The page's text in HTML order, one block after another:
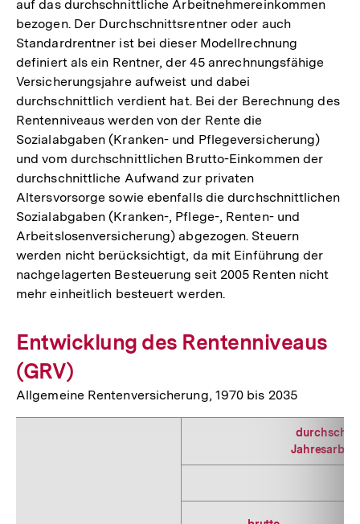
auf das durchschnittliche Arbeitnehmereinkommen
bezogen. Der Durchschnittsrentner oder auch
Standardrentner ist bei dieser Modellrechnung
definiert als ein Rentner, der 45 anrechnungsfähige
Versicherungsjahre aufweist und dabei
durchschnittlich verdient hat. Bei der Berechnung des
Rentenniveaus werden von der Rente die
Sozialabgaben (Kranken- und Pflegeversicherung)
und vom durchschnittlichen Brutto-Einkommen der
durchschnittliche Aufwand zur privaten
Altersvorsorge sowie ebenfalls die durchschnittlichen
Sozialabgaben (Kranken-, Pflege-, Renten- und
Arbeitslosenversicherung) abgezogen. Steuern
werden nicht berücksichtigt, da mit Einführung der
nachgelagerten Besteuerung seit 2005 Renten nicht
mehr einheitlich besteuert werden.
Entwicklung des Rentenniveaus
(GRV)
Allgemeine Rentenversicherung, 1970 bis 2035